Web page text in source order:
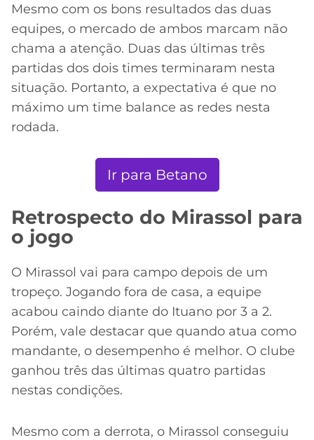
Mesmo com os bons resultados das duas
equipes, o mercado de ambos marcam não
chama a atenção. Duas das últimas três
partidas dos dois times terminaram nesta
situação. Portanto, a expectativa é que no
máximo um time balance as redes nesta
rodada.
Ir para Betano
Retrospecto do Mirassol para
o jogo
O Mirassol vai para campo depois de um
tropeço. Jogando fora de casa, a equipe
acabou caindo diante do Ituano por 3 a 2.
Porém, vale destacar que quando atua como
mandante, o desempenho é melhor. O clube
ganhou três das últimas quatro partidas
nestas condições.
Mesmo com a derrota, o Mirassol conseguiu